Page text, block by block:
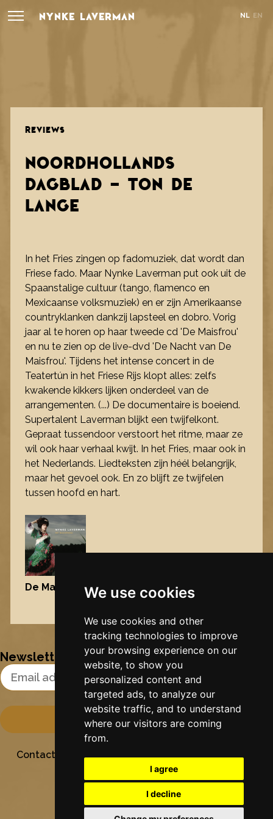
We use cookies
We use cookies and other
tracking technologies to improve
your browsing experience on our
website, to show you
personalized content and
targeted ads, to analyze our
website traffic, and to understand
where our visitors are coming
from.
I agree
I decline
NYNKE LAVERMAN NL EN
REVIEWS
NOORDHOLLANDS
DAGBLAD - TON DE
LANGE
In het Fries zingen op fadomuziek, dat wordt dan
Friese fado. Maar Nynke Laverman put ook uit de
Spaanstalige cultuur (tango, flamenco en
Mexicaanse volksmuziek) en er zijn Amerikaanse
countryklanken dankzij lapsteel en dobro. Vorig
jaar al te horen op haar tweede cd 'De Maisfrou'
en nu te zien op de live-dvd 'De Nacht van De
Maisfrou'. Tijdens het intense concert in de
Teatertún in het Friese Rijs klopt alles: zelfs
kwakende kikkers lijken onderdeel van de
arrangementen. (...) De documentaire is boeiend.
Supertalent Laverman blijkt een twijfelkont.
Gepraat tussendoor verstoort het ritme, maar ze
wil ook haar verhaal kwijt. In het Fries, maar ook in
het Nederlands. Liedteksten zijn héél belangrijk,
maar het gevoel ook. En zo blijft ze twijfelen
tussen hoofd en hart.
De Maisfrou, 2006
Nynke's slowcials
Newsletter
Email Address
Contact Stichting SielesâltPrivacyColofon